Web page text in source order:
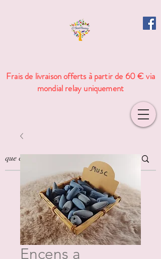
Frais de livraison offerts à partir de 60 € via
mondial relay uniquement
Encens a